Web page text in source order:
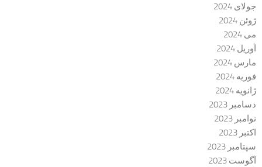
جولای 2024
ژوئن 2024
می 2024
آوریل 2024
مارس 2024
فوریه 2024
ژانویه 2024
دسامبر 2023
نوامبر 2023
اکتبر 2023
سپتامبر 2023
آگوست 2023